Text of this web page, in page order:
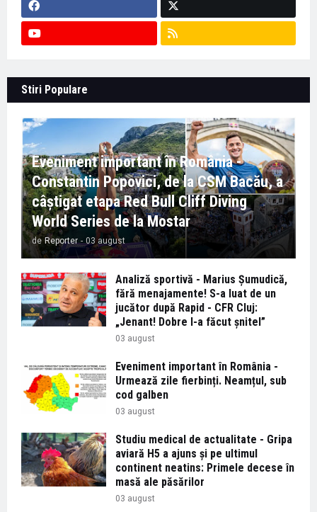
Stiri Populare
Eveniment important în România -
Constantin Popovici, de la CSM Bacău, a
câștigat etapa Red Bull Cliff Diving
World Series de la Mostar
de Reporter - 03 august
Analiză sportivă - Marius Șumudică,
fără menajamente! S-a luat de un
jucător după Rapid - CFR Cluj:
„Jenant! Dobre l-a făcut șnitel”
03 august
Eveniment important în România -
Urmează zile fierbinți. Neamțul, sub
cod galben
03 august
Studiu medical de actualitate - Gripa
aviară H5 a ajuns și pe ultimul
continent neatins: Primele decese în
masă ale păsărilor
03 august